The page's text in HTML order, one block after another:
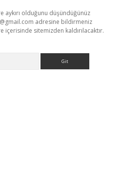
aykırı olduğunu düşündüğünüz
adresine bildirmeniz
içerisinde sitemizden kaldırılacaktır.